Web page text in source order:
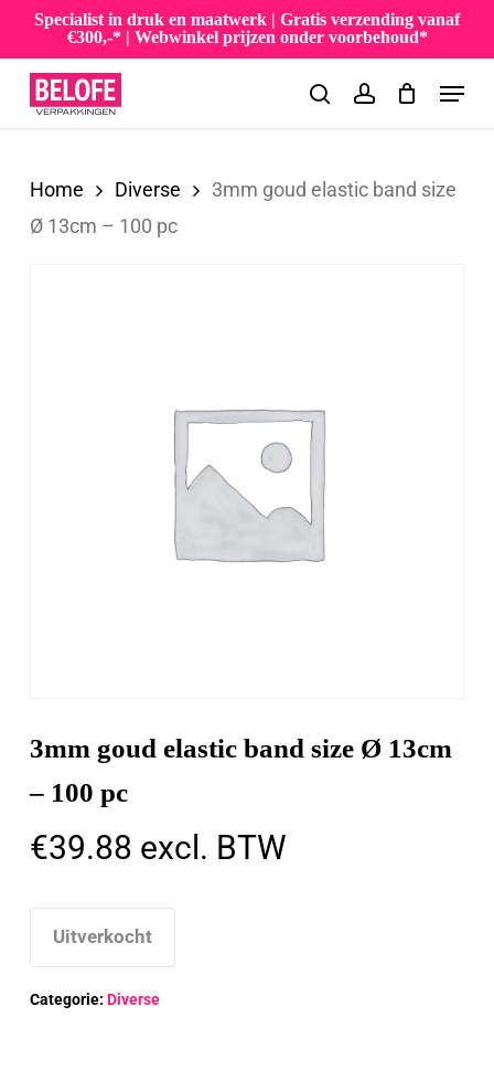
Skip
main
content
Specialist in druk en maatwerk | Gratis verzending vanaf
€300,-* | Webwinkel prijzen onder voorbehoud*
searchaccount
Menu
Home Diverse
3mm goud elastic band size
Ø 13cm – 100 pc
3mm goud elastic band size Ø 13cm
– 100 pc
€39.88 excl. BTW
Uitverkocht
Categorie: Diverse